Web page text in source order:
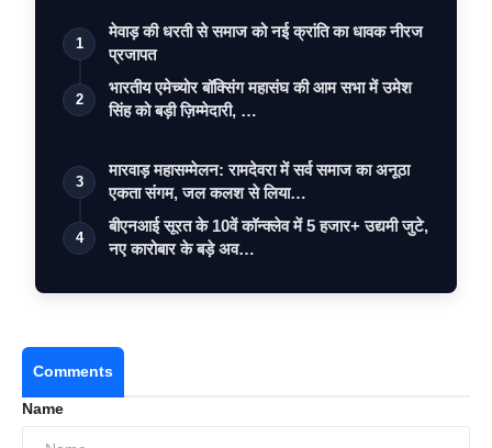
1
मेवाड़ की धरती से समाज को नई क्रांति का धावक नीरज
प्रजापत
2
भारतीय एमेच्योर बॉक्सिंग महासंघ की आम सभा में उमेश
सिंह को बड़ी ज़िम्मेदारी, …
3
मारवाड़ महासम्मेलन: रामदेवरा में सर्व समाज का अनूठा
एकता संगम, जल कलश से लिया…
4
बीएनआई सूरत के 10वें कॉन्क्लेव में 5 हजार+ उद्यमी जुटे,
नए कारोबार के बड़े अव…
Comments
Name